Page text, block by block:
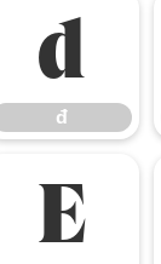
đ
đ
Ĕ